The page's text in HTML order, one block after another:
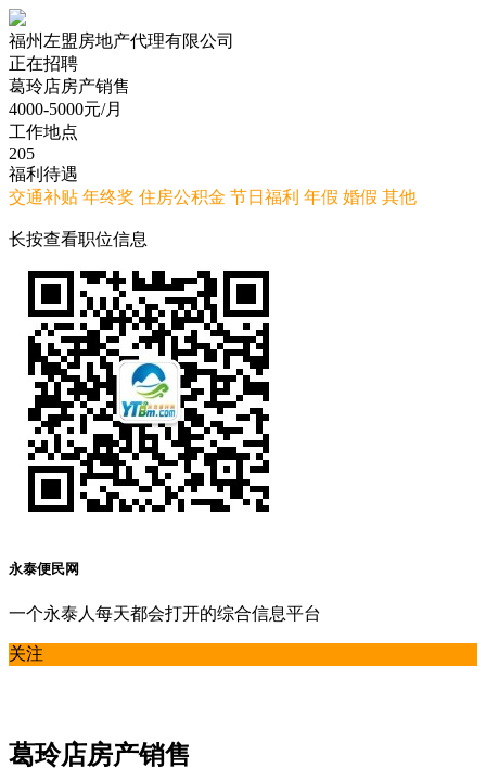
福州左盟房地产代理有限公司
正在招聘
葛玲店房产销售
4000-5000元/月
工作地点
205
福利待遇
交通补贴 年终奖 住房公积金 节日福利 年假 婚假 其他
长按查看职位信息
永泰便民网
一个永泰人每天都会打开的综合信息平台
关注
葛玲店房产销售